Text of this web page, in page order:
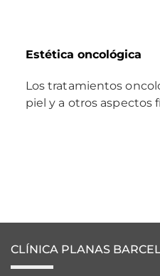
Estética oncológica
Los tratamientos
piel y a otros aspectos
CLÍNICA PLANAS